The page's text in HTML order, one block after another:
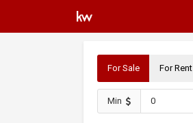
For Sale For Rent
Min